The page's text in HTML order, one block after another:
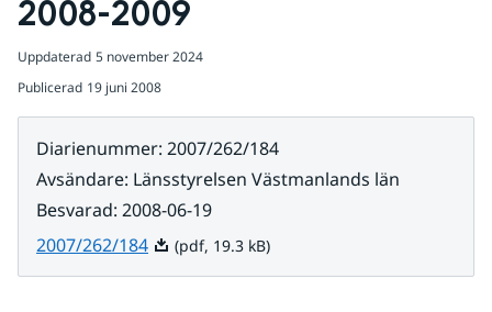
2008-2009
Uppdaterad 5 november 2024
Publicerad 19 juni 2008
Diarienummer: 2007/262/184
Avsändare: Länsstyrelsen Västmanlands län
Besvarad: 2008-06-19
2007/262/184Pdf, 19.3 kB.
(pdf, 19.3 kB)